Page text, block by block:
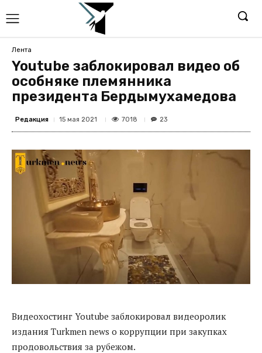
Лента
Youtube заблокировал видео об
особняке племянника
президента Бердымухамедова
Редакция 15 мая 2021 7018 23
Видеохостинг Youtube заблокировал видеоролик
издания Turkmen news о коррупции при закупках
продовольствия за рубежом.